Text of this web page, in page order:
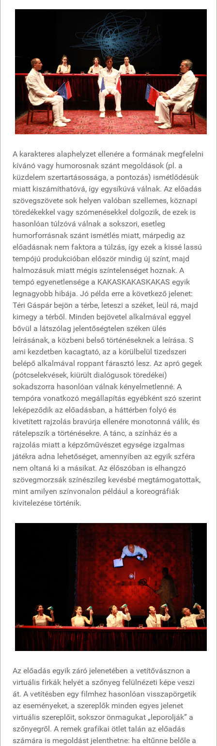
A karakteres alaphelyzet ellenére a formának megfelelni
kívánó vagy humorosnak szánt megoldások (pl. a
küzdelem szertartásossága, a pontozás) ismétlődésük
miatt kiszámíthatóvá, így egysíkúvá válnak. Az előadás
szövegszövete sok helyen valóban szellemes, köznapi
töredékekkel vagy szómenésekkel dolgozik, de ezek is
hasonlóan túlzóvá válnak a sokszori, esetleg
humorforrásnak szánt ismétlés miatt, márpedig az
előadásnak nem faktora a túlzás, így ezek a kissé lassú
tempójú produkcióban először mindig új színt, majd
halmozásuk miatt mégis színtelenséget hoznak. A
tempó egyenetlensége a KAKASKAKASKAKAS egyik
legnagyobb hibája. Jó példa erre a következő jelenet:
Téri Gáspár bejön a térbe, leteszi a széket, leül rá, majd
kimegy a térből. Minden bejövetel alkalmával eggyel
bővül a látszólag jelentőségtelen széken ülés
leírásának, a közbeni belső történéseknek a leírása. S
ami kezdetben kacagtató, az a körülbelül tizedszeri
belépő alkalmával roppant fárasztó lesz. Az apró gegek
(pótcselekvések, kiürült dialógusok töredékei)
sokadszorra hasonlóan válnak kényelmetlenné. A
tempóra vonatkozó megállapítás egyébként szó szerint
leképeződik az előadásban, a háttérben folyó és
kivetített rajzolás bravúrja ellenére monotonná válik, és
rátelepszik a történésekre. A tánc, a színház és a
rajzolás miatt a képzőművészet egysége izgalmas
játékra adna lehetőséget, amennyiben az egyik szféra
nem oltaná ki a másikat. Az élőszóban is elhangzó
szövegmorzsák színészileg kevésbé megtámogatottak,
mint amilyen színvonalon például a koreográfiák
kivitelezése történik.
Az előadás egyik záró jelenetében a vetítővásznon a
virtuális firkák helyét a szőnyeg felülnézeti képe veszi
át. A vetítésben egy filmhez hasonlóan visszapörgetik
az eseményeket, a szereplők minden egyes jelenet
virtuális szereplőit, sokszor önmagukat „leporolják” a
szőnyegről. A remek grafikai ötlet talán az előadás
számára is megoldást jelenthetne: ha eltűnne belőle a